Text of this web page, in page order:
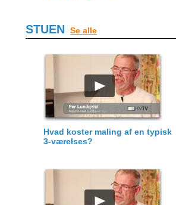
STUEN Se alle
Hvad koster maling af en typisk
3-værelses?